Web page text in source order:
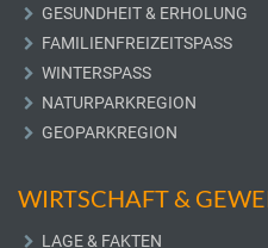
GESUNDHEIT & ERHOLUNG
FAMILIENFREIZEITSPASS
WINTERSPASS
NATURPARKREGION
GEOPARKREGION
WIRTSCHAFT &
LAGE & FAKTEN